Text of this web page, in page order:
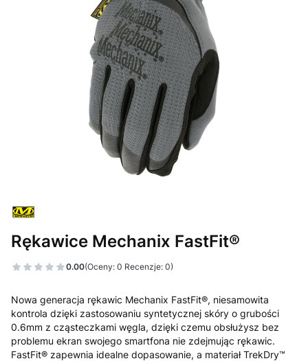
Rękawice Mechanix FastFit®
0.00(Oceny: 0 Recenzje: 0)
Nowa generacja rękawic Mechanix FastFit®, niesamowita
kontrola dzięki zastosowaniu syntetycznej skóry o grubości
0.6mm z cząsteczkami węgla, dzięki czemu obsłużysz bez
problemu ekran swojego smartfona nie zdejmując rękawic.
FastFit® zapewnia idealne dopasowanie, a materiał TrekDry™